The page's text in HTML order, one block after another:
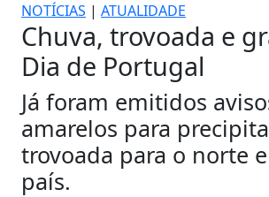
NOTÍCIAS | ATUALIDADE
Chuva, trovoada e
Dia de Portugal
Já foram emitidos
amarelos para
trovoada para o norte
país.